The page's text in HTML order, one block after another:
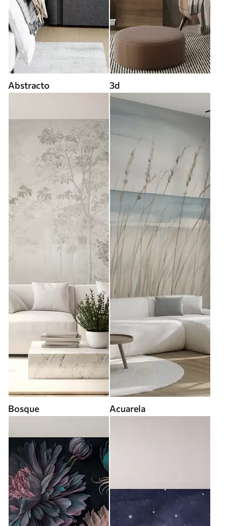
Abstracto 3d
Bosque Acuarela